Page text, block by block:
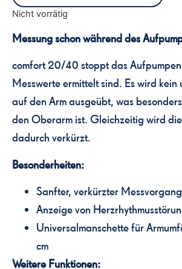
Nicht vorrätig
Messung schon während des
comfort 20/40 stoppt das
Messwerte ermittelt sind. Es wird
auf den Arm ausgeübt, was
den Oberarm ist. Gleichzeitig wird
dadurch verkürzt.
Besonderheiten:
Sanfter, verkürzter Messvorgang
Anzeige von
Universalmanschette für
cm
Weitere Funktionen: